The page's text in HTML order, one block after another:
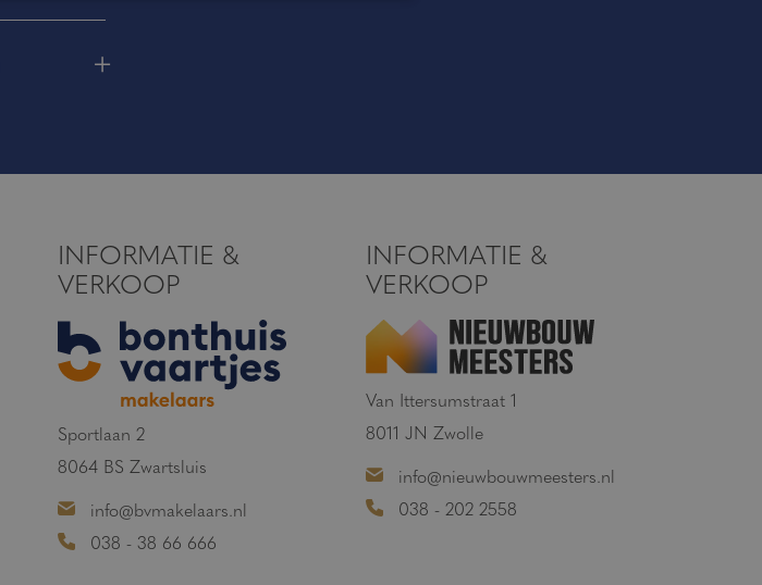
INFORMATIE &
VERKOOP
Sportlaan 2
8064 BS Zwartsluis
info@bvmakelaars.nl
038 - 38 66 666
INFORMATIE &
VERKOOP
Van Ittersumstraat 1
8011 JN Zwolle
info@nieuwbouwmeesters.nl
038 - 202 2558